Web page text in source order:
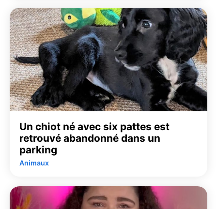
Un chiot né avec six pattes est
retrouvé abandonné dans un
parking
Animaux